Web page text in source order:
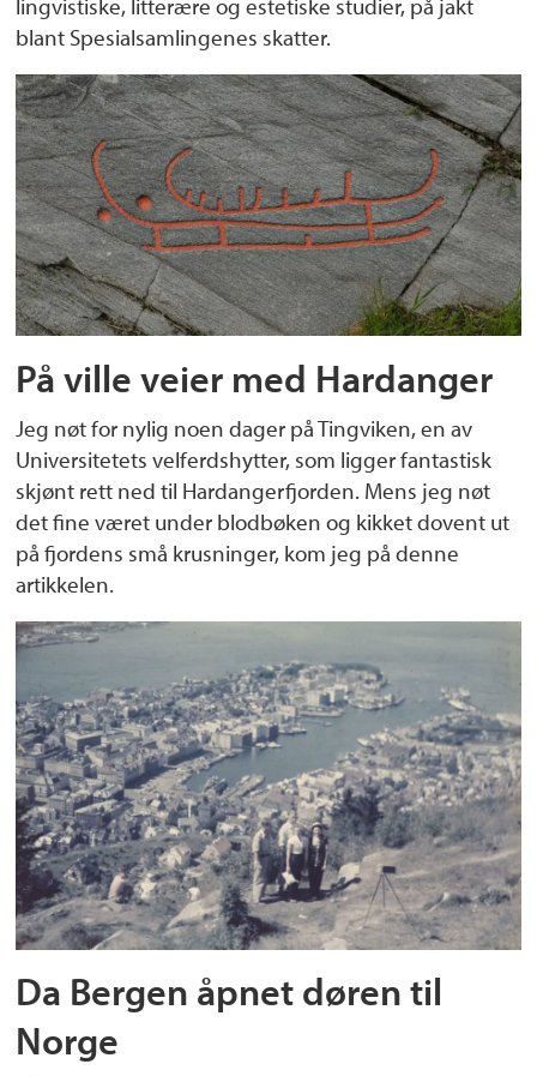
lingvistiske, litterære og estetiske studier, på jakt
blant Spesialsamlingenes skatter.
På ville veier med Hardanger
Jeg nøt for nylig noen dager på Tingviken, en av
Universitetets velferdshytter, som ligger fantastisk
skjønt rett ned til Hardangerfjorden. Mens jeg nøt
det fine været under blodbøken og kikket dovent ut
på fjordens små krusninger, kom jeg på denne
artikkelen.
Da Bergen åpnet døren til
Norge